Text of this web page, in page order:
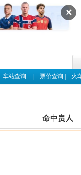
✕
车站查询 | 票价查询 |
火
命中贵人